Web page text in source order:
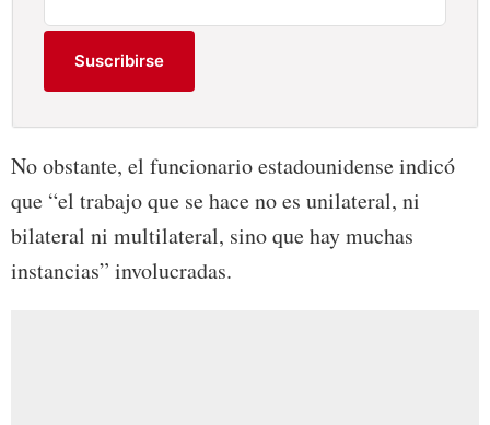
Suscribirse
No obstante, el funcionario estadounidense indicó
que “el trabajo que se hace no es unilateral, ni
bilateral ni multilateral, sino que hay muchas
instancias” involucradas.